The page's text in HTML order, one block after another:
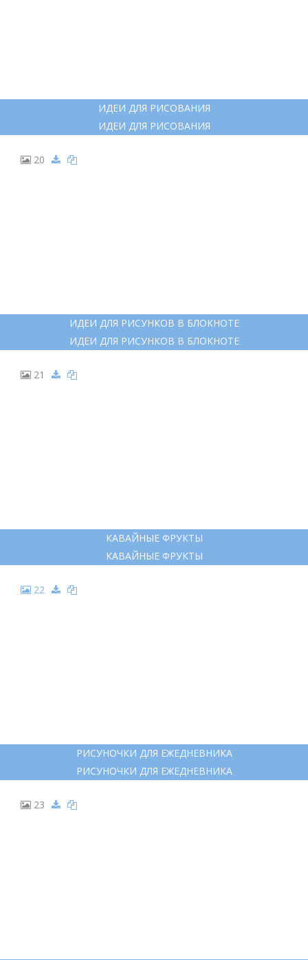
ИДЕИ ДЛЯ РИСОВАНИЯ
ИДЕИ ДЛЯ РИСОВАНИЯ
20
ИДЕИ ДЛЯ РИСУНКОВ В БЛОКНОТЕ
ИДЕИ ДЛЯ РИСУНКОВ В БЛОКНОТЕ
21
КАВАЙНЫЕ ФРУКТЫ
КАВАЙНЫЕ ФРУКТЫ
22
РИСУНОЧКИ ДЛЯ ЕЖЕДНЕВНИКА
РИСУНОЧКИ ДЛЯ ЕЖЕДНЕВНИКА
23